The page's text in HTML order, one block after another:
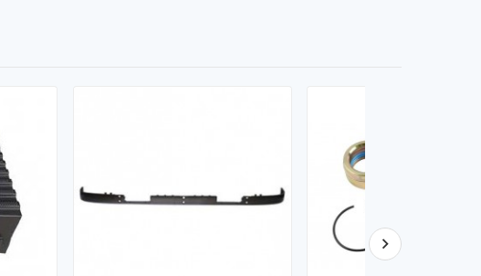
